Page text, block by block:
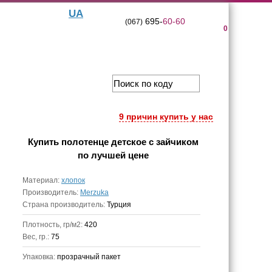
UA
0
(067)695-60-60
9 причин купить у нас
Купить полотенце детское с зайчиком
по лучшей цене
Материал: хлопок
Производитель: Merzuka
Страна производитель: Турция
Плотность, гр/м2: 420
Вес, гр.: 75
Упаковка: прозрачный пакет